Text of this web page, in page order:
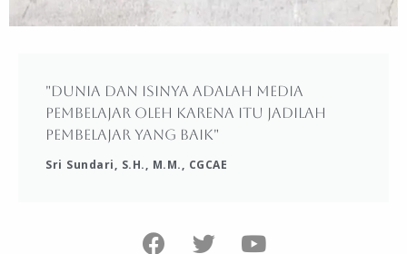
"Dunia dan isinya adalah media
pembelajar oleh karena itu jadilah
pembelajar yang baik"
Sri Sundari, S.H., M.M., CGCAE